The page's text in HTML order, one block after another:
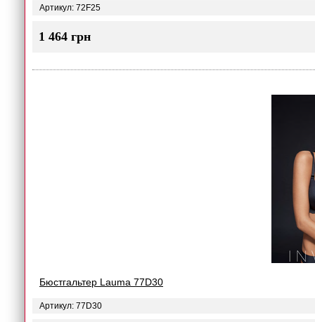
Артикул: 72F25
1 464 грн
Бюстгальтер Lauma 77D30
Артикул: 77D30